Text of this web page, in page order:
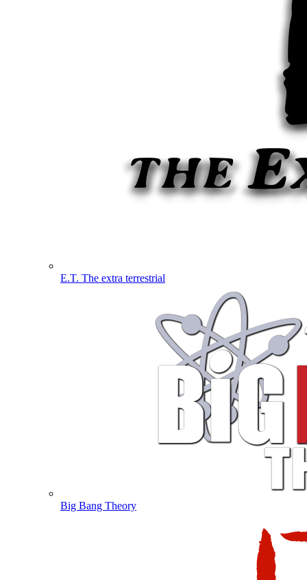
E.T. The extra terrestrial
Big Bang Theory